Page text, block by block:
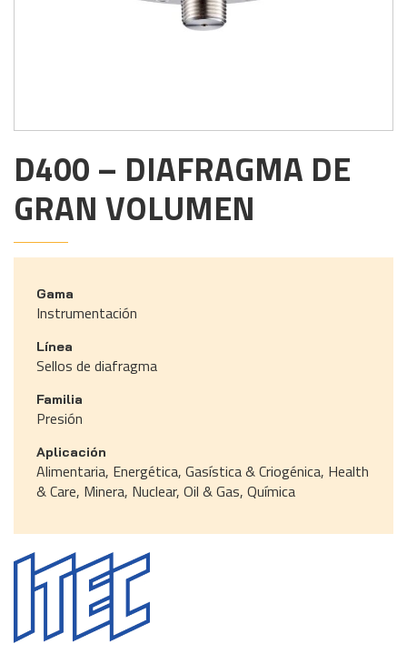
D400 – DIAFRAGMA DE
GRAN VOLUMEN
Gama
Instrumentación
Línea
Sellos de diafragma
Familia
Presión
Aplicación
Alimentaria, Energética, Gasística & Criogénica, Health
& Care, Minera, Nuclear, Oil & Gas, Química